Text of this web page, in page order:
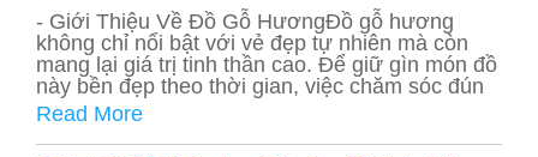
- Giới Thiệu Về Đồ Gỗ HươngĐồ gỗ hương
không chỉ nổi bật với vẻ đẹp tự nhiên mà còn
mang lại giá trị tinh thần cao. Để giữ gìn món đồ
này bền đẹp theo thời gian, việc chăm sóc đún
Read More